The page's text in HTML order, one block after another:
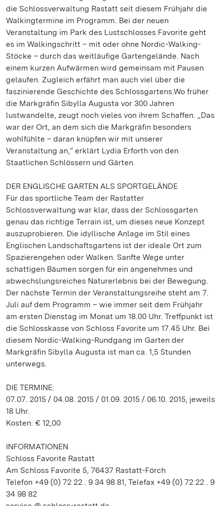
die Schlossverwaltung Rastatt seit diesem Frühjahr die
Walkingtermine im Programm. Bei der neuen
Veranstaltung im Park des Lustschlosses Favorite geht
es im Walkingschritt – mit oder ohne Nordic-Walking-
Stöcke – durch das weitläufige Gartengelände. Nach
einem kurzen Aufwärmen wird gemeinsam mit Pausen
gelaufen. Zugleich erfährt man auch viel über die
faszinierende Geschichte des Schlossgartens.Wo früher
die Markgräfin Sibylla Augusta vor 300 Jahren
lustwandelte, zeugt noch vieles von ihrem Schaffen. „Das
war der Ort, an dem sich die Markgräfin besonders
wohlfühlte – daran knüpfen wir mit unserer
Veranstaltung an,“ erklärt Lydia Erforth von den
Staatlichen Schlössern und Gärten.
DER ENGLISCHE GARTEN ALS SPORTGELÄNDE
Für das sportliche Team der Rastatter
Schlossverwaltung war klar, dass der Schlossgarten
genau das richtige Terrain ist, um dieses neue Konzept
auszuprobieren. Die idyllische Anlage im Stil eines
Englischen Landschaftsgartens ist der ideale Ort zum
Spazierengehen oder Walken. Sanfte Wege unter
schattigen Bäumen sorgen für ein angenehmes und
abwechslungsreiches Naturerlebnis bei der Bewegung.
Der nächste Termin der Veranstaltungsreihe steht am 7.
Juli auf dem Programm – wie immer seit dem Frühjahr
am ersten Dienstag im Monat um 18.00 Uhr. Treffpunkt ist
die Schlosskasse von Schloss Favorite um 17.45 Uhr. Bei
diesem Nordic-Walking-Rundgang im Garten der
Markgräfin Sibylla Augusta ist man ca. 1,5 Stunden
unterwegs.
DIE TERMINE:
07.07. 2015 / 04.08. 2015 / 01.09. 2015 / 06.10. 2015, jeweils
18 Uhr.
Kosten: € 12,00
INFORMATIONEN
Schloss Favorite Rastatt
Am Schloss Favorite 5, 76437 Rastatt-Förch
Telefon +49 (0) 72 22 . 9 34 98 81, Telefax +49 (0) 72 22 . 9
34 98 82